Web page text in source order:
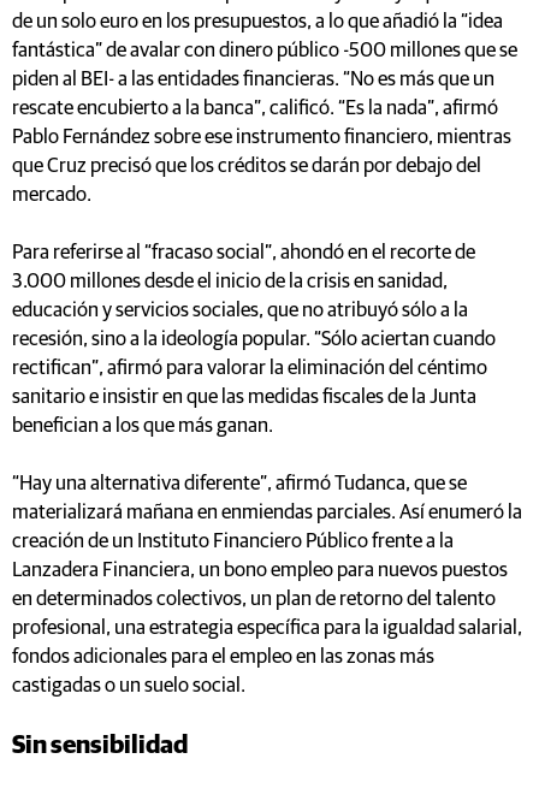
de un solo euro en los presupuestos, a lo que añadió la “idea
fantástica” de avalar con dinero público -500 millones que se
piden al BEI- a las entidades financieras. “No es más que un
rescate encubierto a la banca”, calificó. “Es la nada”, afirmó
Pablo Fernández sobre ese instrumento financiero, mientras
que Cruz precisó que los créditos se darán por debajo del
mercado.
Para referirse al “fracaso social”, ahondó en el recorte de
3.000 millones desde el inicio de la crisis en sanidad,
educación y servicios sociales, que no atribuyó sólo a la
recesión, sino a la ideología popular. “Sólo aciertan cuando
rectifican”, afirmó para valorar la eliminación del céntimo
sanitario e insistir en que las medidas fiscales de la Junta
benefician a los que más ganan.
“Hay una alternativa diferente”, afirmó Tudanca, que se
materializará mañana en enmiendas parciales. Así enumeró la
creación de un Instituto Financiero Público frente a la
Lanzadera Financiera, un bono empleo para nuevos puestos
en determinados colectivos, un plan de retorno del talento
profesional, una estrategia específica para la igualdad salarial,
fondos adicionales para el empleo en las zonas más
castigadas o un suelo social.
Sin sensibilidad